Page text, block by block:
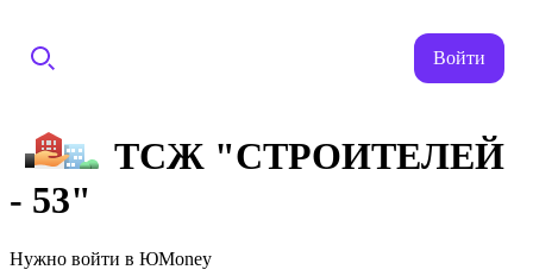
Войти
ТСЖ "СТРОИТЕЛЕЙ
- 53"
Нужно войти в ЮMoney